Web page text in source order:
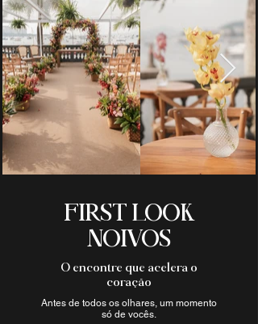
FIRST LOOK
NOIVOS
O encontre que acelera o
coração
Antes de todos os olhares, um momento
só de vocês.